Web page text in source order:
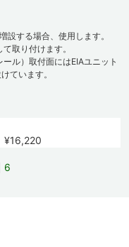
する場合、使用します。
取り付けます。
ル）取付面にはEIAユニット
ています。
6